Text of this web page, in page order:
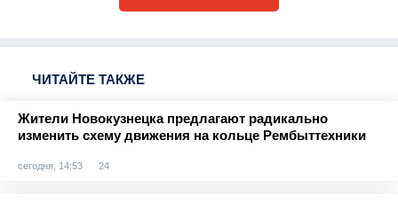
ЧИТАЙТЕ ТАКЖЕ
Жители Новокузнецка предлагают радикально
изменить схему движения на кольце Рембыттехники
сегодня, 14:53 24